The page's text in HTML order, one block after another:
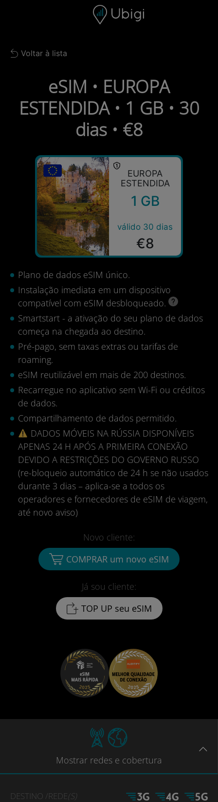
Barra de navegação
Back to list
Voltar à lista
eSIM • EUROPA
ESTENDIDA • 1 GB • 30
dias • €8
EUROPA
ESTENDIDA
1 GB
válido 30 dias
€8
Plano de dados eSIM único.
Instalação imediata em um dispositivo
compatível com eSIM desbloqueado.
Smartstart - a ativação do seu plano de dados
começa na chegada ao destino.
Pré-pago, sem taxas extras ou tarifas de
roaming.
eSIM reutilizável em mais de 200 destinos.
Recarregue no aplicativo sem Wi-Fi ou créditos
de dados.
Compartilhamento de dados permitido.
DADOS MÓVEIS NA RÚSSIA DISPONÍVEIS
APENAS 24 H APÓS A PRIMEIRA CONEXÃO
DEVIDO A RESTRIÇÕES DO GOVERNO RUSSO
(re-bloqueio automático de 24 h se não usados
durante 3 dias – aplica-se a todos os
operadores e fornecedores de eSIM de viagem,
até novo aviso)
Já sou cliente:
TOP UP seu eSIM
Novo cliente:
COMPRAR um novo eSIM
Mostrar redes e cobertura
DESTINO /REDE(S)